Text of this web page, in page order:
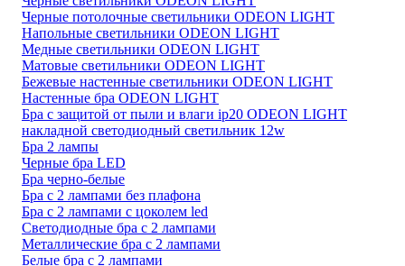
Черные потолочные светильники ODEON LIGHT
Напольные светильники ODEON LIGHT
Медные светильники ODEON LIGHT
Матовые светильники ODEON LIGHT
Бежевые настенные светильники ODEON LIGHT
Настенные бра ODEON LIGHT
Бра с защитой от пыли и влаги ip20 ODEON LIGHT
накладной светодиодный светильник 12w
Бра 2 лампы
Черные бра LED
Бра черно-белые
Бра с 2 лампами без плафона
Бра с 2 лампами с цоколем led
Светодиодные бра с 2 лампами
Металлические бра с 2 лампами
Белые бра с 2 лампами